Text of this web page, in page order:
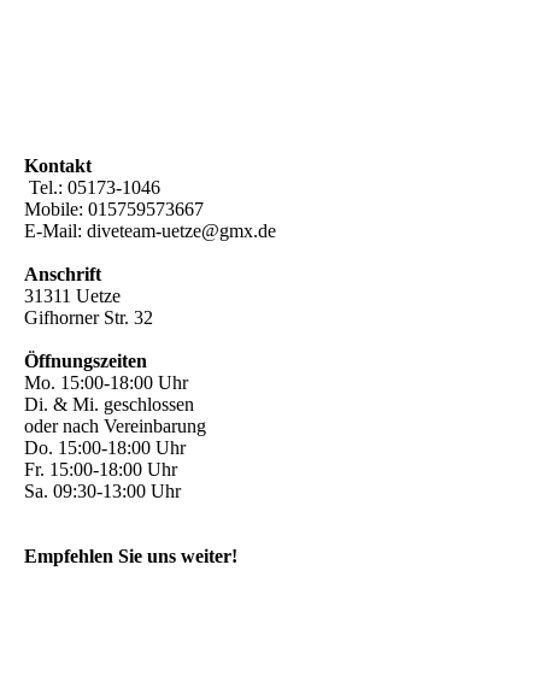
Kontakt
Tel.: 05173-1046
Mobile: 015759573667
E-Mail: diveteam-uetze@gmx.de
Anschrift
31311 Uetze
Gifhorner Str. 32
Öffnungszeiten
Mo. 15:00-18:00 Uhr
Di. & Mi. geschlossen
oder nach Vereinbarung
Do. 15:00-18:00 Uhr
Fr. 15:00-18:00 Uhr
Sa. 09:30-13:00 Uhr
Empfehlen Sie uns weiter!